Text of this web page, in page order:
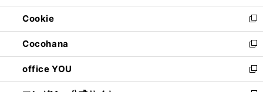
開
く
ウ
で
開
く
ン
ド
ウ
で
開
く
ウ
ィ
ン
ド
ウ
で
開
Cookie
新
し
い
ウ
ィ
ン
Cocohana
新
し
い
ウ
office YOU
新
し